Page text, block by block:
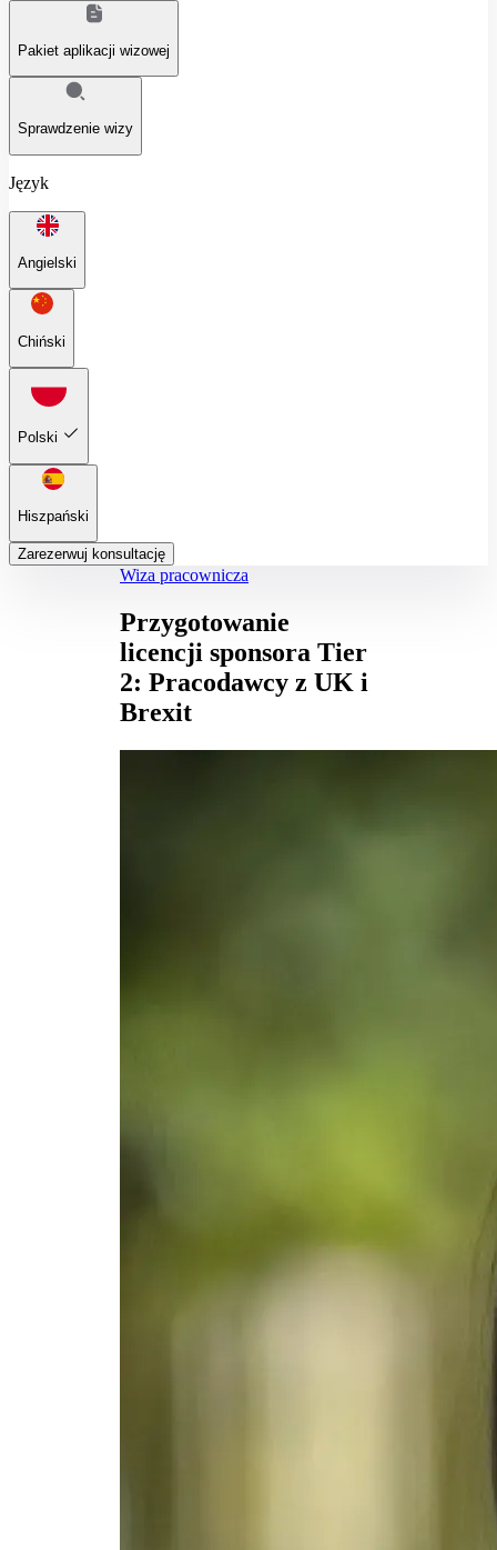
Pakiet aplikacji wizowej
Sprawdzenie wizy
Język
Angielski
Chiński
Polski
Hiszpański
Zarezerwuj konsultację
Wiza pracownicza
Przygotowanie
licencji sponsora Tier
2: Pracodawcy z UK i
Brexit